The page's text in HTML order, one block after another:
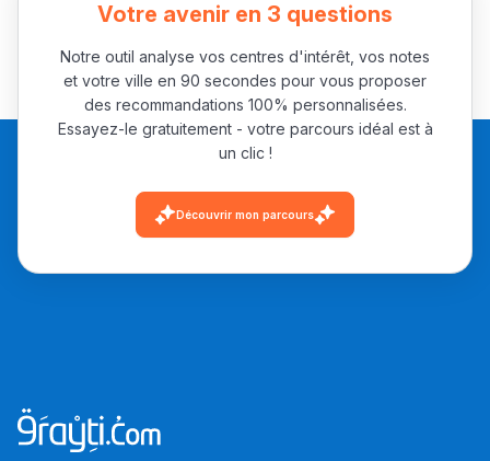
يلقاو التوازن من الدّاخل
ومن الخارج، بشرى
أمسكين بنات مسارها
خطوة بخطوة - مترجم
القراية و الخدمة فمجال
تقويم البصر مع المختصّة
مسار عبد العزيز فتيشي،
المبدع فمجال الديكور و
Votre avenir en 3 questions
Notre outil analyse vos centres d'intérêt, vos notes
et votre ville en 90 secondes pour vous proposer
des recommandations 100% personnalisées.
Essayez-le gratuitement - votre parcours idéal est à
un clic !
Découvrir mon parcours